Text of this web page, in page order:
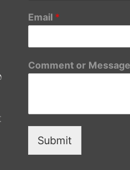
Email *
Comment or Message
Submit